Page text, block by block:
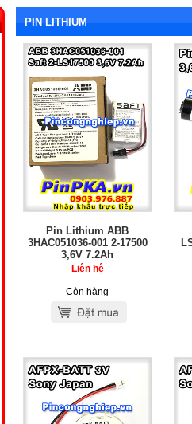
PIN LITHIUM
Pin Lithium ABB
3HAC051036-001 2-17500
3,6V 7.2Ah
Liên hệ
Còn hàng